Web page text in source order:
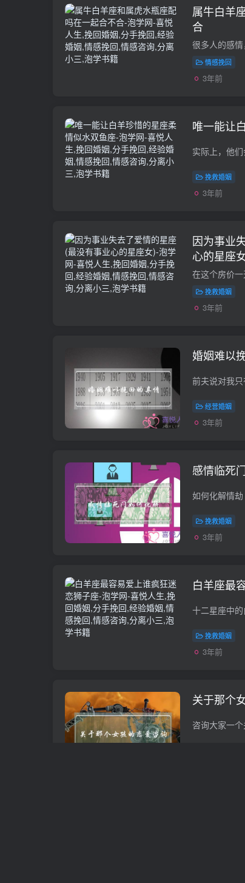
属牛白羊
合
情感挽回
3年前
唯一能让
挽救婚姻
3年前
因为事业
心的星座
挽救婚姻
3年前
婚姻难以
经营婚姻
3年前
感情临死
挽救婚姻
3年前
白羊座最
挽救婚姻
3年前
关于那个